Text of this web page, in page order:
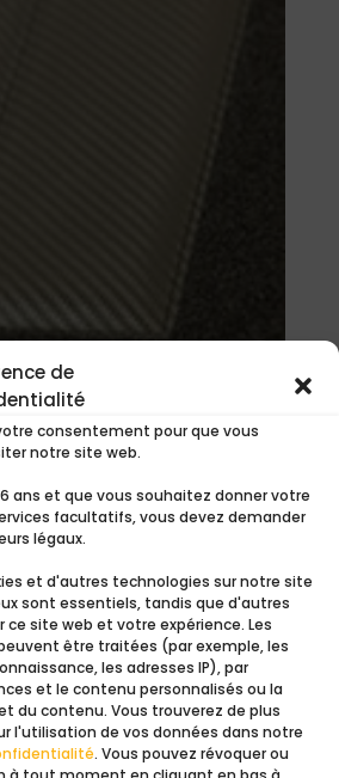
de
consentement pour que vous
notre site web.
ans et que vous souhaitez donner votre
facultatifs, vous devez demander
légaux.
et d'autres technologies sur notre site
sont essentiels, tandis que d'autres
site web et votre expérience. Les
être traitées (par exemple, les
les adresses IP), par
et le contenu personnalisés ou la
du contenu. Vous trouverez de plus
l'utilisation de vos données dans notre
. Vous pouvez révoquer ou